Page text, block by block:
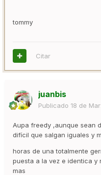
tommy
Citar
juanbis
Publicado 18 de
Aupa freedy ,aunque sean
difícil que salgan iguales y
horas de una totalmente
puesta a la vez e identica y
mas